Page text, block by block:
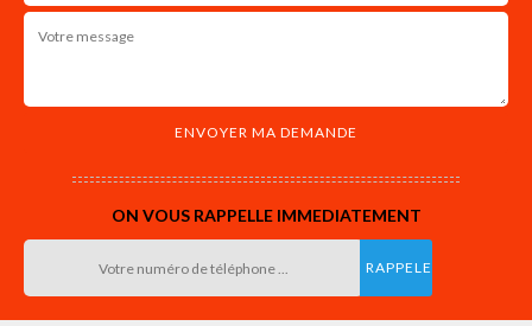
ON VOUS RAPPELLE IMMEDIATEMENT